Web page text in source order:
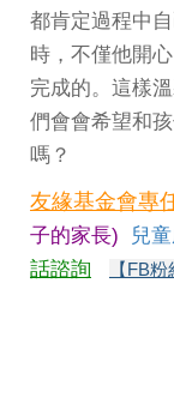
都肯定過程中
時，不僅他開
完成的。這樣
們會會希望和
嗎？
友緣基金會專
子的家長)
兒
話諮詢
【FB粉